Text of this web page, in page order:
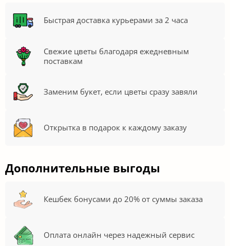
Быстрая доставка курьерами за 2 часа
Свежие цветы благодаря ежедневным
поставкам
Заменим букет, если цветы сразу завяли
Открытка в подарок к каждому заказу
Дополнительные выгоды
Кешбек бонусами до 20% от суммы заказа
Оплата онлайн через надежный сервис